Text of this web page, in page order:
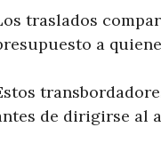
traslados
a
de dirigirse al